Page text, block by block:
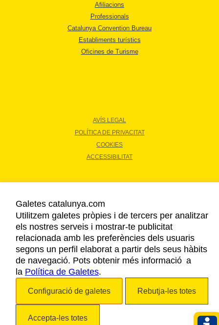
Afiliacions
Professionals
Catalunya Convention Bureau
Establiments turístics
Oficines de Turisme
AVÍS LEGAL
POLÍTICA DE PRIVACITAT
COOKIES
ACCESSIBILITAT
Galetes catalunya.com
Utilitzem galetes pròpies i de tercers per analitzar
els nostres serveis i mostrar-te publicitat
relacionada amb les preferències dels usuaris
segons un perfil elaborat a partir dels seus hàbits
de navegació. Pots obtenir més informació a
la Política de Galetes.
Configuració de galetes Rebutja-les totes
Accepta-les totes